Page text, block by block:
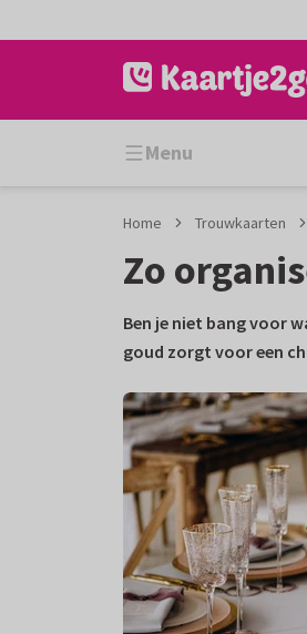
naar
naar
Menu
Home Trouwkaarten
Zo
Ben je niet bang voor
goud zorgt voor een